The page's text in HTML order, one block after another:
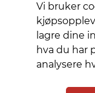
Vi bruker
lagre dine
hva du har
analysere